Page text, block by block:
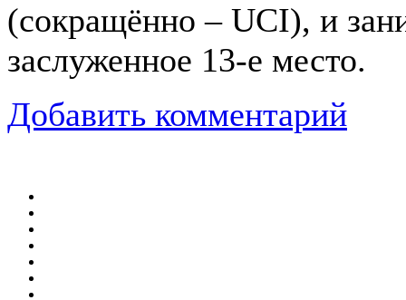
(сокращённо – UCI), и
заслуженное 13-е место.
Добавить комментарий